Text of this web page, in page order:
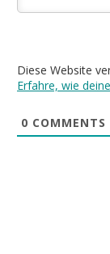
Diese Website
Erfahre, wie
0 COMMENTS